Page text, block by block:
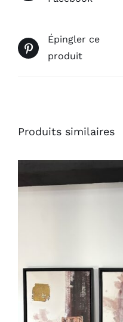
Épingler ce
produit
Produits similaires
AJOUTER